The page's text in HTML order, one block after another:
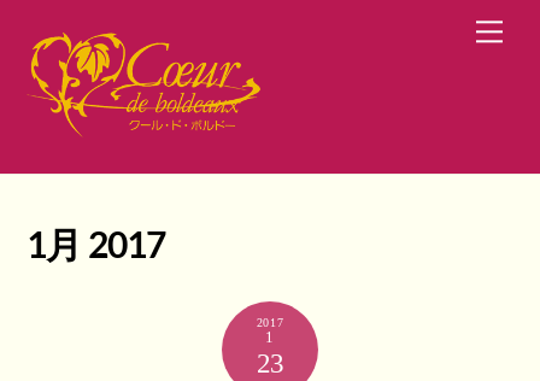
content
1月 2017
2017
1
23